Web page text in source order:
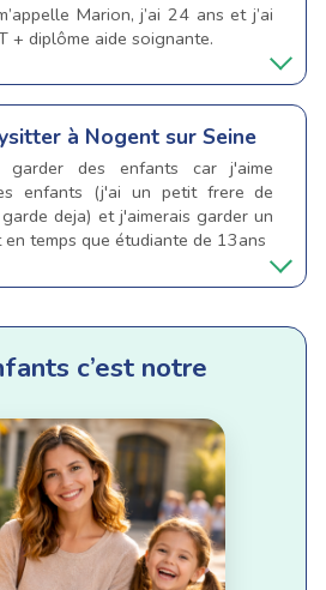
Marion, j’ai 24 ans et j’ai
+ diplôme aide soignante.
à Nogent sur Seine
garder des enfants car j'aime
enfants (j'ai un petit frere de
deja) et j'aimerais garder un
temps que étudiante de 13ans
c’est notre